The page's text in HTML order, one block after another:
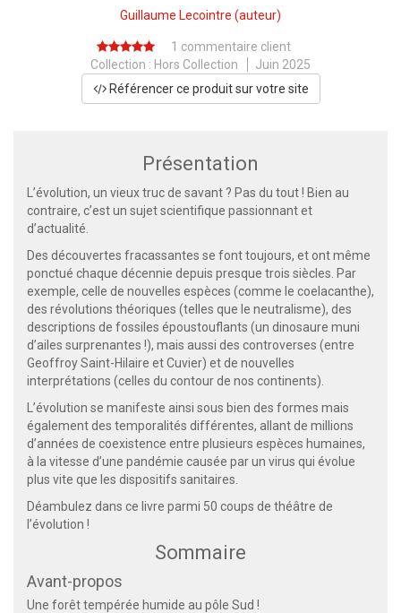
Guillaume Lecointre (auteur)
1 commentaire client
Collection : Hors Collection
Juin 2025
Référencer ce produit sur votre site
Présentation
L’évolution, un vieux truc de savant ? Pas du tout ! Bien au
contraire, c’est un sujet scientifique passionnant et
d’actualité.
Des découvertes fracassantes se font toujours, et ont même
ponctué chaque décennie depuis presque trois siècles. Par
exemple, celle de nouvelles espèces (comme le coelacanthe),
des révolutions théoriques (telles que le neutralisme), des
descriptions de fossiles époustouflants (un dinosaure muni
d’ailes surprenantes !), mais aussi des controverses (entre
Geoffroy Saint-Hilaire et Cuvier) et de nouvelles
interprétations (celles du contour de nos continents).
L’évolution se manifeste ainsi sous bien des formes mais
également des temporalités différentes, allant de millions
d’années de coexistence entre plusieurs espèces humaines,
à la vitesse d’une pandémie causée par un virus qui évolue
plus vite que les dispositifs sanitaires.
Déambulez dans ce livre parmi 50 coups de théâtre de
l’évolution !
Sommaire
Avant-propos
Une forêt tempérée humide au pôle Sud !